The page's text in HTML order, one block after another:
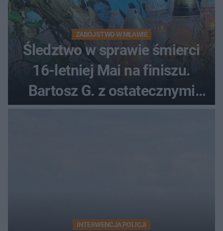
ZABÓJSTWO W MŁAWIE
Śledztwo w sprawie śmierci
16-letniej Mai na finiszu.
Bartosz G. z ostatecznymi
INTERWENCJA POLICJI